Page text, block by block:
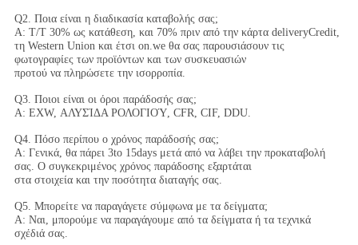
Q2. Ποια είναι η διαδικασία καταβολής σας;
Α: T/T 30% ως κατάθεση, και 70% πριν από την κάρτα deliveryCredit,
τη Western Union και έτσι on.we θα σας παρουσιάσουν τις
φωτογραφίες των προϊόντων και των συσκευασιών
προτού να πληρώσετε την ισορροπία.
Q3. Ποιοι είναι οι όροι παράδοσής σας;
Α: EXW, ΑΛΥΣΊΔΑ ΡΟΛΟΓΙΟΎ, CFR, CIF, DDU.
Q4. Πόσο περίπου ο χρόνος παράδοσής σας;
Α: Γενικά, θα πάρει 3to 15days μετά από να λάβει την προκαταβολή
σας. Ο συγκεκριμένος χρόνος παράδοσης εξαρτάται
στα στοιχεία και την ποσότητα διαταγής σας.
Q5. Μπορείτε να παραγάγετε σύμφωνα με τα δείγματα;
Α: Ναι, μπορούμε να παραγάγουμε από τα δείγματα ή τα τεχνικά
σχέδιά σας.